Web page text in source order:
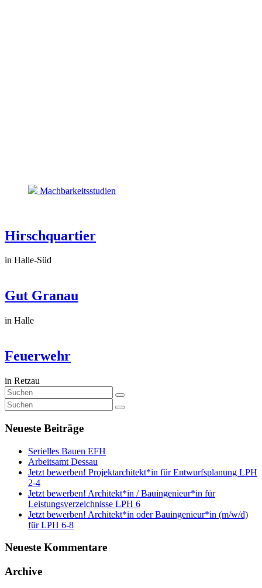
Machbarkeitsstudien
Hirschquartier
in Halle-Süd
Gut Granau
in Halle
Feuerwehr
in Retzau
Neueste Beiträge
Serielles Bauen EFH
Arbeitsamt Dessau
Jetzt bewerben! Projektarchitekt*in für Entwurfsplanung LPH
2-4
Jetzt bewerben! Architekt*in / Bauingenieur*in für
Leistungsverzeichnisse LPH 6
Jetzt bewerben! Architekt*in oder Bauingenieur*in (m/w/d)
für LPH 6-8
Neueste Kommentare
Archive